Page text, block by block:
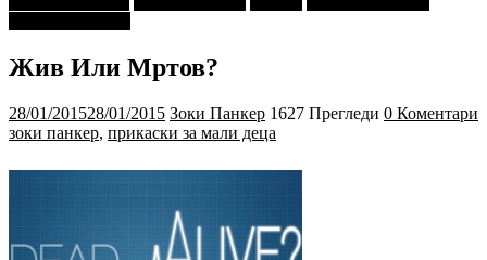
Жив Или Мртов?
28/01/201528/01/2015 Зоки Панкер 1627 Прегледи 0 Коментари
зоки панкер, прикаски за мали деца